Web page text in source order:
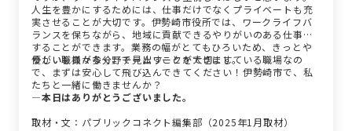
人生を豊かにするためには、仕事だけでなくプライベートも充
実させることが大切です。伊勢崎市役所では、ワークライフバ
ランスを保ちながら、地域に貢献できるやりがいのある仕事を
することができます。業務の幅がとてもひろいため、きっとや
りがいも様々な分野で見出すことができます。
優しい職員が多く、チームワークを大切にしている職場なの
で、まずは安心して飛び込んできてください！伊勢崎市で、私
たちと一緒に働きませんか？
―本日はありがとうございました。
取材・文：パブリックコネクト編集部（2025年1月取材）